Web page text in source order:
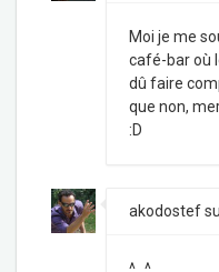
Moi je me
café-bar où
dû faire
que non,
:D
akodostef
^_^